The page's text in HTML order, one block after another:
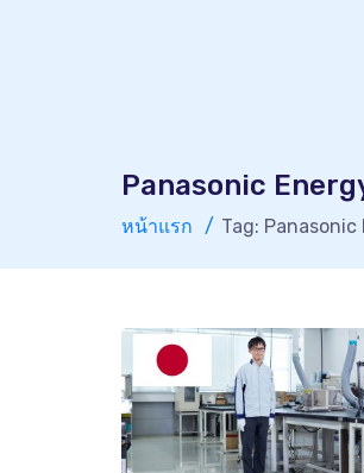
Panasonic
หน้าแรก Tag: Panasonic